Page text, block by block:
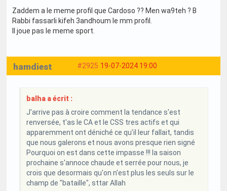
Zaddem a le meme profil que Cardoso ?? Men wa9teh ? B
Rabbi fassarli kifeh 3andhoum le mm profil.
Il joue pas le meme sport.
#2925 19-07-2024 19:00
hamdiest
balha a écrit :
J'arrive pas à croire comment la tendance s'est
renversée, t'as le CA et le CSS tres actifs et qui
apparemment ont déniché ce qu'il leur fallait, tandis
que nous galerons et nous avons presque rien signé
Pourquoi on est dans cette impasse !!! la saison
prochaine s'annoce chaude et serrée pour nous, je
crois que desormais qu'on n'est plus les seuls sur le
champ de "bataille", sttar Allah